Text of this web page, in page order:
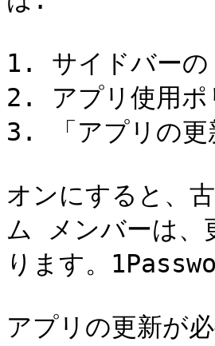
1. サイドバーの
2. アプリ使用ポ
3. 「アプリの更
オンにすると、
ム メンバーは、
ります。
アプリの更新が